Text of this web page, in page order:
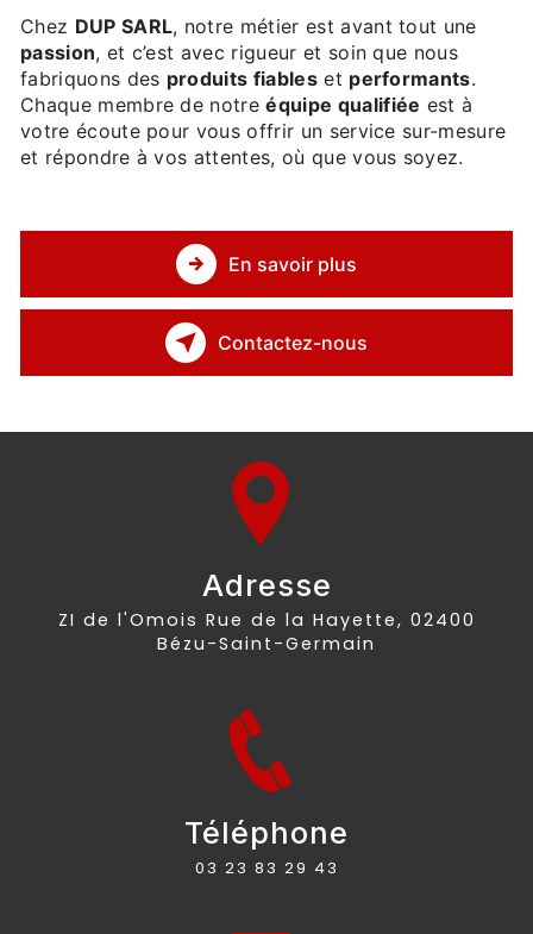
Chez DUP SARL, notre métier est avant tout une
passion, et c’est avec rigueur et soin que nous
fabriquons des produits fiableset performants.
Chaque membre de notreéquipe qualifiée est à
votre écoute pour vous offrir un service sur-mesure
et répondre à vos attentes, où que vous soyez.
En savoir plus
Contactez-nous
Adresse
ZI de l'Omois Rue de la Hayette, 02400
Bézu-Saint-Germain
Téléphone
03 23 83 29 43